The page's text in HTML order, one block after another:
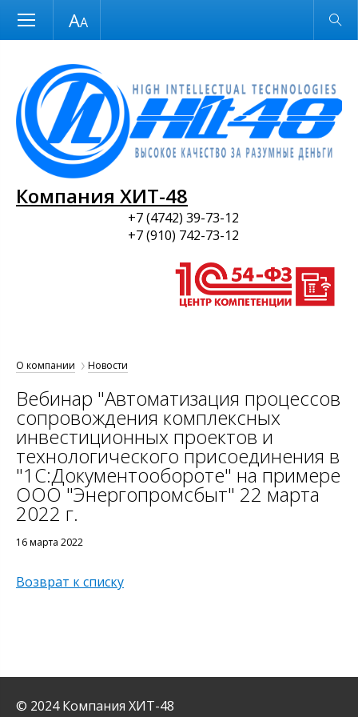
Размер шрифта Обычная версия
Компания ХИТ-48
+7 (4742) 39-73-12
+7 (910) 742-73-12
О компании Новости
Вебинар "Автоматизация процессов
сопровождения комплексных
инвестиционных проектов и
технологического присоединения в
"1С:Документообороте" на примере
ООО "Энергопромсбыт" 22 марта
2022 г.
16 марта 2022
Возврат к списку
© 2024 Компания ХИТ-48